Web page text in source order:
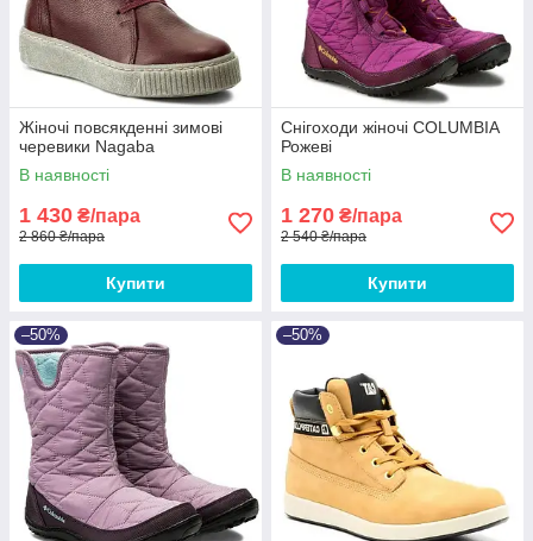
Жіночі повсякденні зимові
черевики Nagaba
В наявності
1 430 ₴/пара
2 860 ₴/пара
Купити
Снігоходи жіночі COLUMBIA
Рожеві
В наявності
1 270 ₴/пара
2 540 ₴/пара
Купити
–50% –50%